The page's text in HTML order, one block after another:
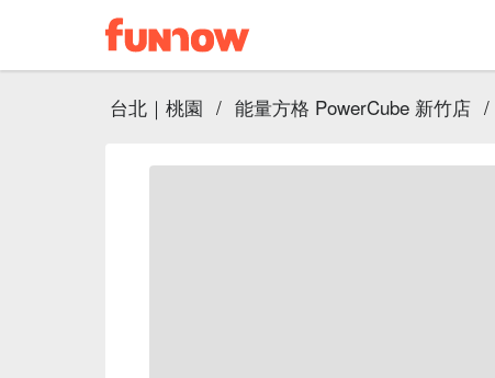
台北｜桃園 / 能量方格 PowerCube 新竹店 /